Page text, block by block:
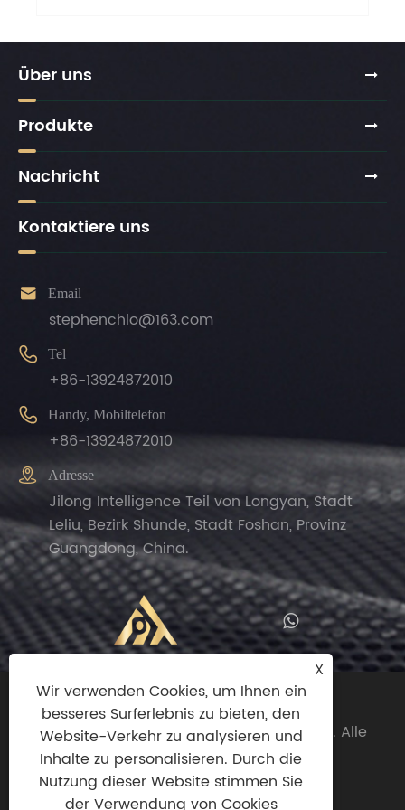
Über uns
Produkte
Nachricht
Kontaktiere uns
 Email
stephenchio@163.com
 Tel
+86-13924872010
 Handy, Mobiltelefon
+86-13924872010
 Adresse
Jilong Intelligence Teil von Longyan, Stadt
Leliu, Bezirk Shunde, Stadt Foshan, Provinz
Guangdong, China.
Copyright© 2024 Zhengguan (Foshan
Shunde)Import And Export Trade Co., Ltd. Alle
Rechte vorbehalten.
Links|Sitemap |RSS|XML|
X
Wir verwenden Cookies, um Ihnen ein
besseres Surferlebnis zu bieten, den
Website-Verkehr zu analysieren und
Inhalte zu personalisieren. Durch die
Nutzung dieser Website stimmen Sie
der Verwendung von Cookies